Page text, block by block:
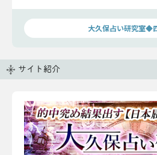
大久保占い研究室◆
サイト紹介